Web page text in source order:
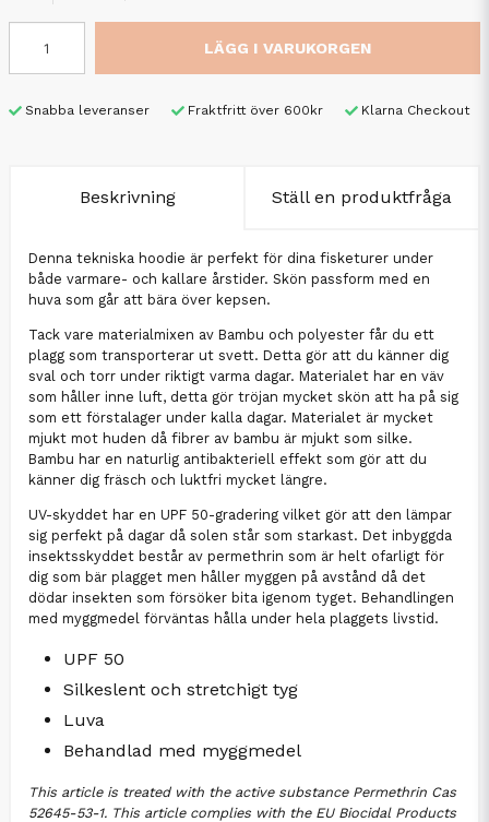
LÄGG I VARUKORGEN
Snabba leveranser Fraktfritt över 600kr Klarna Checkout
Beskrivning Ställ en produktfråga
Denna tekniska hoodie är perfekt för dina fisketurer under
både varmare- och kallare årstider. Skön passform med en
huva som går att bära över kepsen.
Tack vare materialmixen av Bambu och polyester får du ett
plagg som transporterar ut svett. Detta gör att du känner dig
sval och torr under riktigt varma dagar. Materialet har en väv
som håller inne luft, detta gör tröjan mycket skön att ha på sig
som ett förstalager under kalla dagar. Materialet är mycket
mjukt mot huden då fibrer av bambu är mjukt som silke.
Bambu har en naturlig antibakteriell effekt som gör att du
känner dig fräsch och luktfri mycket längre.
UV-skyddet har en UPF 50-gradering vilket gör att den lämpar
sig perfekt på dagar då solen står som starkast. Det inbyggda
insektsskyddet består av permethrin som är helt ofarligt för
dig som bär plagget men håller myggen på avstånd då det
dödar insekten som försöker bita igenom tyget. Behandlingen
med myggmedel förväntas hålla under hela plaggets livstid.
UPF 50
Silkeslent och stretchigt tyg
Luva
Behandlad med myggmedel
This article is treated with the active substance Permethrin Cas
52645-53-1. This article complies with the EU Biocidal Products